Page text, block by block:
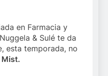
en Farmacia y
& Sulé te da
esta temporada, no
Mist.